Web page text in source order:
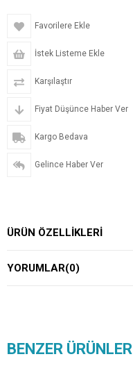
Favorilere Ekle
İstek Listeme Ekle
Karşılaştır
Fiyat Düşünce Haber Ver
Kargo Bedava
Gelince Haber Ver
ÜRÜN ÖZELLIKLERI
YORUMLAR(0)
BENZER ÜRÜNLER